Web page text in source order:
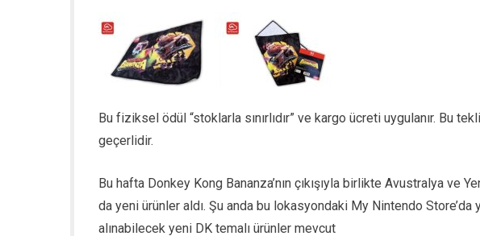
Bu fiziksel ödül “stoklarla sınırlıdır” ve kargo ücreti uygulanır. Bu
geçerlidir.
Bu hafta Donkey Kong Bananza’nın çıkışıyla birlikte Avustralya ve
da yeni ürünler aldı. Şu anda bu lokasyondaki My Nintendo
alınabilecek yeni DK temalı ürünler mevcut